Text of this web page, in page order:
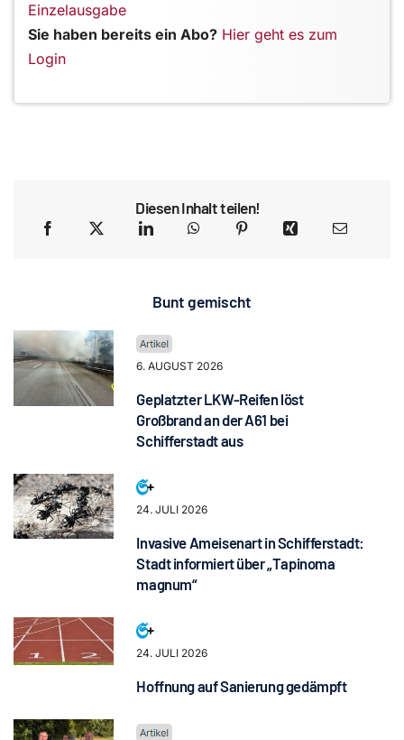
Einzelausgabe
Sie haben bereits ein Abo? Hier geht es zum
Login
Diesen Inhalt teilen!
Bunt gemischt
6. AUGUST 2026
Geplatzter LKW-Reifen löst
Großbrand an der A61 bei
Schifferstadt aus
24. JULI 2026
Invasive Ameisenart in Schifferstadt:
Stadt informiert über „Tapinoma
magnum“
24. JULI 2026
Hoffnung auf Sanierung gedämpft